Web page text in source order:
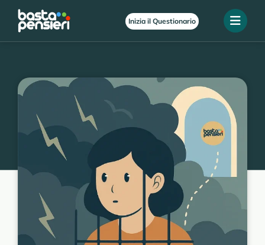
Inizia il Questionario